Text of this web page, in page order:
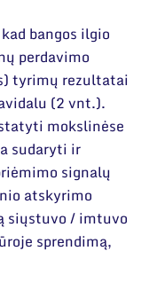
bangos ilgio
perdavimo
tyrimų rezultatai
(2 vnt.).
mokslinėse
sudaryti ir
signalų
atskyrimo
siųstuvo / imtuvo
sprendimą,